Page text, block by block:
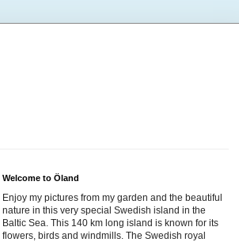
Welcome to Öland
Enjoy my pictures from my garden and the beautiful
nature in this very special Swedish island in the
Baltic Sea. This 140 km long island is known for its
flowers, birds and windmills. The Swedish royal